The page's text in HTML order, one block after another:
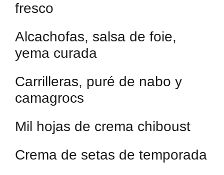
fresco
Alcachofas, salsa de foie,
yema curada
Carrilleras, puré de nabo y
camagrocs
Mil hojas de crema chiboust
Crema de setas de temporada